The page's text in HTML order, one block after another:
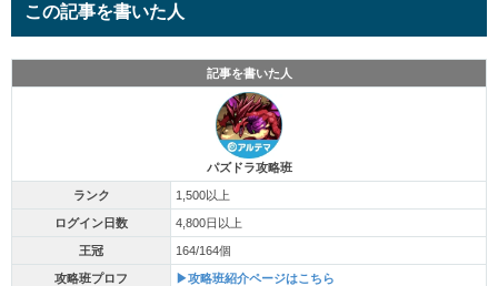
この記事を書いた人
記事を書いた人
パズドラ攻略班
ランク 1,500以上
ログイン日数 4,800日以上
王冠 164/164個
攻略班プロフ ▶攻略班紹介ページはこちら